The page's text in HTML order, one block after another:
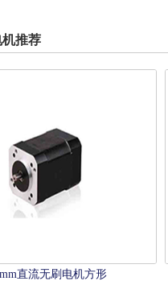
推荐
直流无刷电机方形